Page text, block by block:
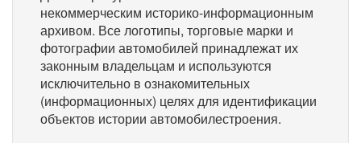
некоммерческим историко-информационным
архивом. Все логотипы, торговые марки и
фотографии автомобилей принадлежат их
законным владельцам и используются
исключительно в ознакомительных
(информационных) целях для идентификации
объектов истории автомобилестроения.